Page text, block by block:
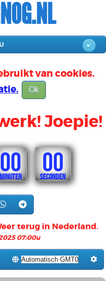
van cookies.
Ok
Joepie!
00 00
SECONDEN
terug in Nederland.
07:00u